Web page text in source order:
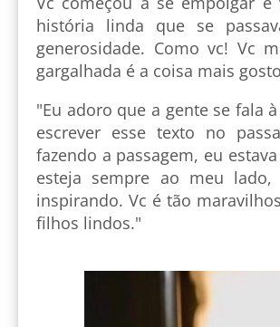
história linda que se
generosidade. Como vc! Vc
gargalhada é a coisa mais
"Eu adoro que a gente se fala
escrever esse texto no
fazendo a passagem, eu
esteja sempre ao meu
inspirando. Vc é tão
filhos lindos."